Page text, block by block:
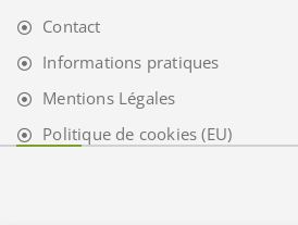
Contact
Informations pratiques
Mentions Légales
Politique de cookies (EU)